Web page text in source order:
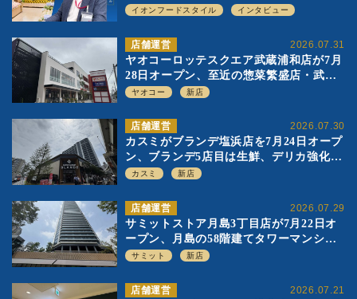
スタイル 平田 炎社長
イオンフードスタイル インタビュー
2026.07.31
店舗運営
ヤオコーロッテスクエア武蔵浦和店が7月
28日オープン、至近の惣菜繁盛店・武蔵
浦和店とは生鮮強化、ですみ分け
ヤオコー 新店
2026.07.30
店舗運営
カスミがブランデ塩浜店を7月24日オープ
ン、ブランデ5店目は生鮮、デリカ強化の
一方で通常店の要素も取り入れ
カスミ 新店
2026.07.29
店舗運営
サミットストア月島3丁目店が7月22日オ
ープン、月島の58階建てタワーマンショ
ン1階に生鮮強化の小商圏型店を出店
サミット 新店
2026.07.21
店舗運営